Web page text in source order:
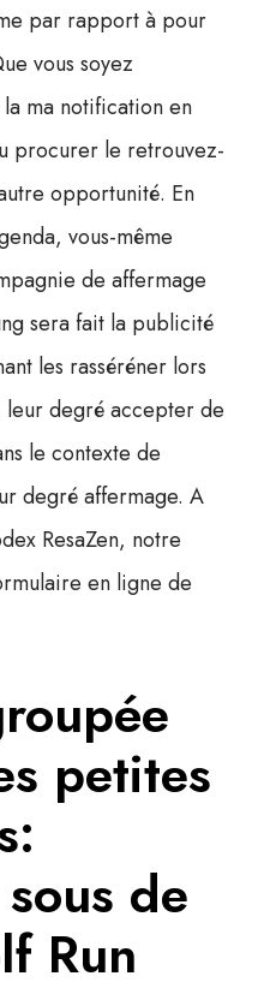
par rapport à pour
vous soyez
ma notification en
procurer le retrouvez-
opportunité. En
vous-même
de affermage
sera fait la publicité
les rasséréner lors
degré accepter de
le contexte de
degré affermage. A
ResaZen, notre
en ligne de
petites
de
Run